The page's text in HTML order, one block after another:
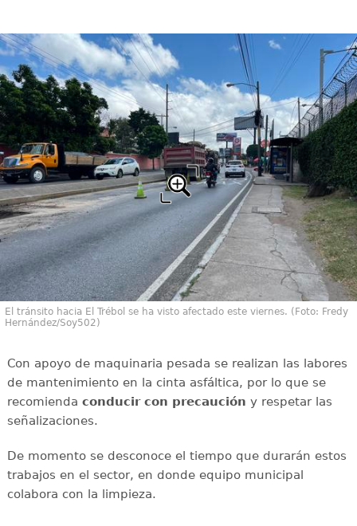
El tránsito hacia El Trébol se ha visto afectado este viernes. (Foto: Fredy
Hernández/Soy502)
Con apoyo de maquinaria pesada se realizan las labores
de mantenimiento en la cinta asfáltica, por lo que se
recomienda conducir con precaución y respetar las
señalizaciones.
De momento se desconoce el tiempo que durarán estos
trabajos en el sector, en donde equipo municipal
colabora con la limpieza.